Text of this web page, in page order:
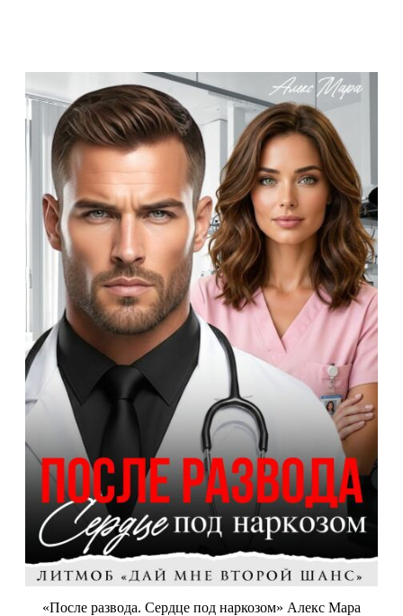
«После развода. Сердце под наркозом» Алекс Мара